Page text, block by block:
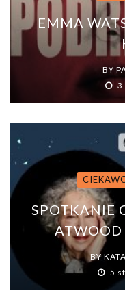
EMMA
BY
3
SPOTKANIE
ATWOOD
BY
5